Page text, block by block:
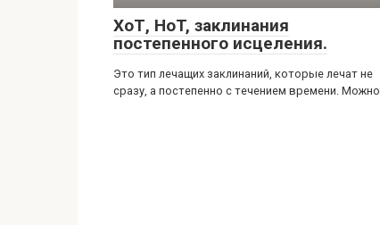
ХоТ, HoT, заклинания
постепенного исцеления.
Это тип лечащих заклинаний, которые лечат не
сразу, а постепенно с течением времени. Можно